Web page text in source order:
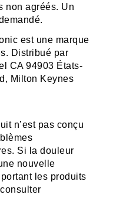
non agréés. Un
est une marque
Distribué par
CA 94903 États-
Milton Keynes
n’est pas conçu
Si la douleur
nouvelle
les produits